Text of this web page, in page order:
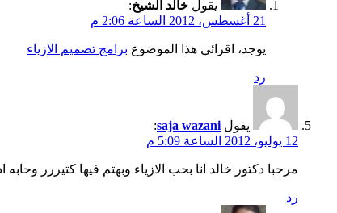
يقول خالد الشيخ:
21 أغسطس، 2012 الساعة 2:06 م
يوجد، اقرائي هذا الموضوع برامج تصميم الازياء
رد
يقول saja wazani
:
12 يوليو، 2012 الساعة 5:09 م
مرحبا دكتور خالد انا بحب الازياء وبهتم فيها كتيررر
رد